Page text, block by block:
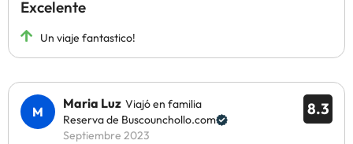
Excelente
Un viaje fantastico!
8.3
Maria Luz Viajó en familia
Reserva de Buscounchollo.com
Septiembre 2023